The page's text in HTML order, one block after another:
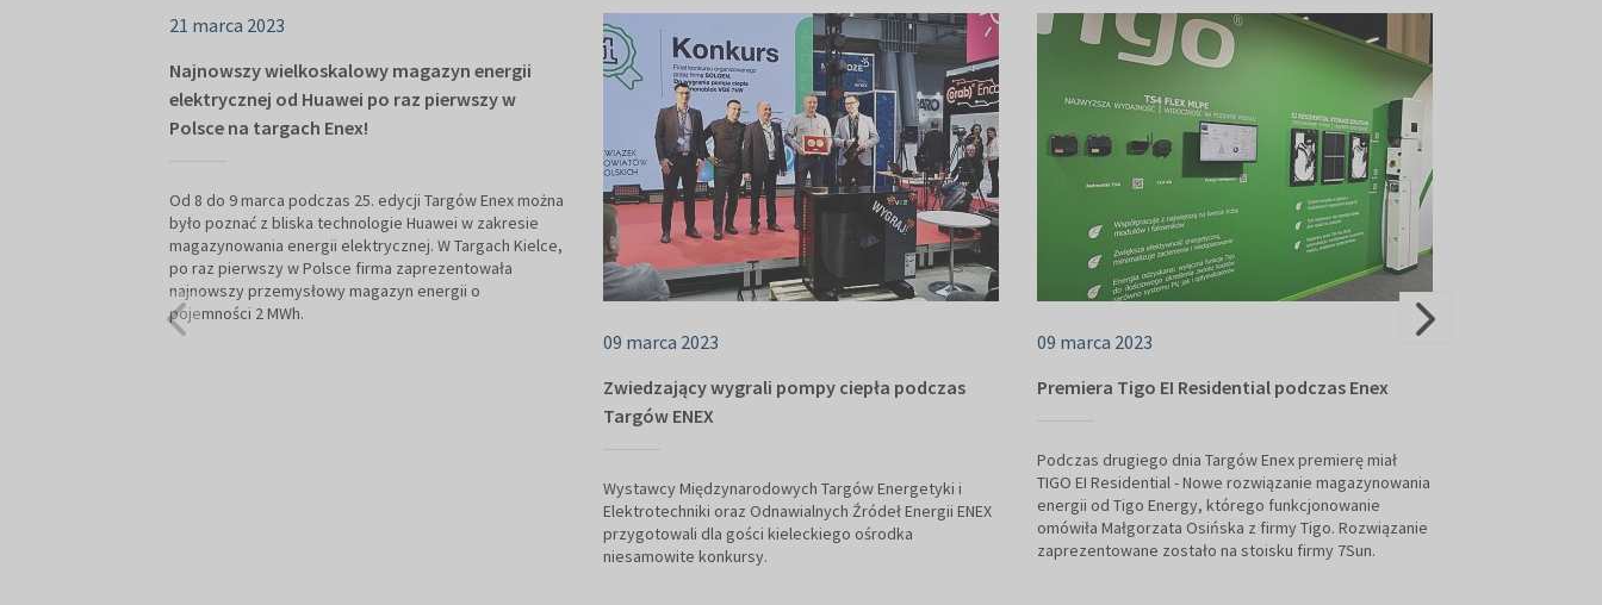
21 marca 2023
Najnowszy wielkoskalowy magazyn energii
elektrycznej od Huawei po raz pierwszy w
Polsce na targach Enex!
Od 8 do 9 marca podczas 25. edycji Targów Enex można
było poznać z bliska technologie Huawei w zakresie
magazynowania energii elektrycznej. W Targach Kielce,
po raz pierwszy w Polsce firma zaprezentowała
najnowszy przemysłowy magazyn energii o
pojemności 2 MWh.
09 marca 2023
Zwiedzający wygrali pompy ciepła podczas
Targów ENEX
Wystawcy Międzynarodowych Targów Energetyki i
Elektrotechniki oraz Odnawialnych Źródeł Energii ENEX
przygotowali dla gości kieleckiego ośrodka
niesamowite konkursy.
09 marca 2023
Premiera Tigo EI Residential podczas Enex
Podczas drugiego dnia Targów Enex premierę miał
TIGO EI Residential - Nowe rozwiązanie magazynowania
energii od Tigo Energy, którego funkcjonowanie
omówiła Małgorzata Osińska z firmy Tigo. Rozwiązanie
zaprezentowane zostało na stoisku firmy 7Sun.